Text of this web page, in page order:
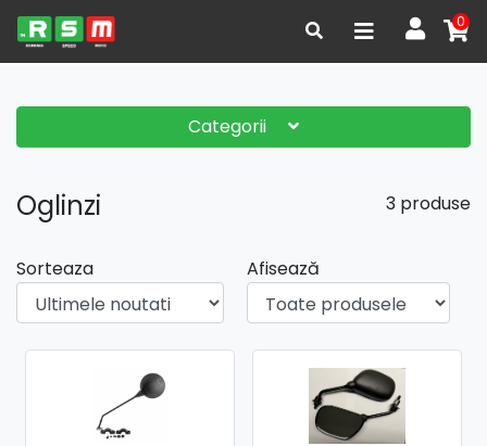
0
Categorii
3 produse
Oglinzi
Sorteaza Afisează